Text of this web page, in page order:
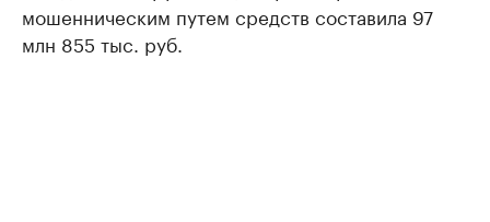
мошенническим путем средств составила 97
млн 855 тыс. руб.